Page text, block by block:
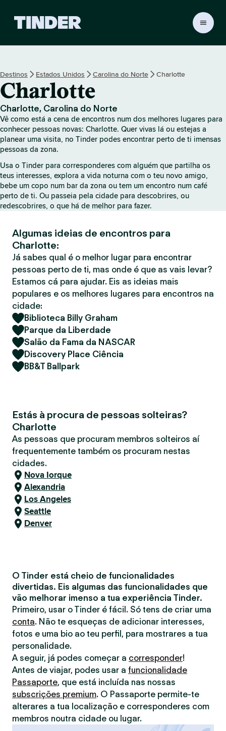
a
n
i
c
a
o
T
i
n
r
Destinos Estados Unidos Carolina do Norte Charlotte
Charlotte
Charlotte, Carolina do Norte
Vê como está a cena de encontros num dos melhores lugares para
conhecer pessoas novas: Charlotte. Quer vivas lá ou estejas a
planear uma visita, no Tinder podes encontrar perto de ti imensas
pessoas da zona.
Usa o Tinder para corresponderes com alguém que partilha os
teus interesses, explora a vida noturna com o teu novo amigo,
bebe um copo num bar da zona ou tem um encontro num café
perto de ti. Ou passeia pela cidade para descobrires, ou
redescobrires, o que há de melhor para fazer.
Algumas ideias de encontros para
Charlotte:
Já sabes qual é o melhor lugar para encontrar
pessoas perto de ti, mas onde é que as vais levar?
Estamos cá para ajudar. Eis as ideias mais
populares e os melhores lugares para encontros na
cidade:
Biblioteca Billy Graham
Parque da Liberdade
Salão da Fama da NASCAR
Discovery Place Ciência
BB&T Ballpark
Estás à procura de pessoas solteiras?
Charlotte
As pessoas que procuram membros solteiros aí
frequentemente também os procuram nestas
cidades.
Nova Iorque
Alexandria
Los Angeles
Seattle
Denver
O Tinder está cheio de funcionalidades
divertidas. Eis algumas das funcionalidades que
vão melhorar imenso a tua experiência Tinder.
Primeiro, usar o Tinder é fácil. Só tens de criar uma
conta. Não te esqueças de adicionar interesses,
fotos e uma bio ao teu perfil, para mostrares a tua
personalidade.
A seguir, já podes começar a corresponder!
Antes de viajar, podes usar a funcionalidade
Passaporte, que está incluída nas nossas
subscrições premium. O Passaporte permite-te
alterares a tua localização e corresponderes com
membros noutra cidade ou lugar.